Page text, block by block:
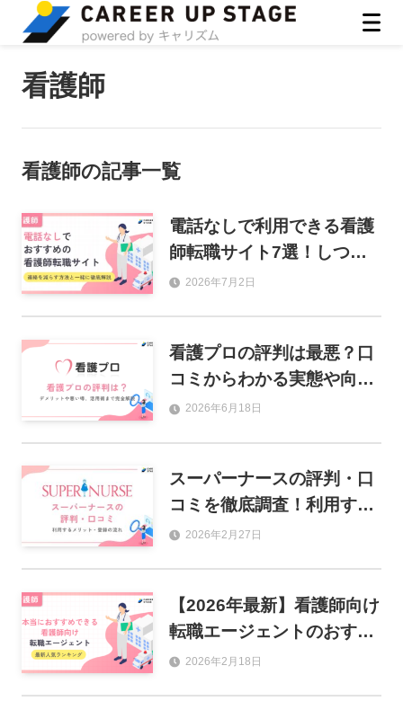
看護師
看護師の記事一覧
電話なしで利用できる看護
師転職サイト7選！しつこ
い連絡を減らす方法も解
2026年7月2日
看護プロの評判は最悪？口
コミからわかる実態や向い
ている人を徹底解説！
2026年6月18日
スーパーナースの評判・口
コミを徹底調査！利用する
メリットや登録の流れも解
2026年2月27日
【2026年最新】看護師向け
転職エージェントのおすす
め人気ランキング17選
2026年2月18日